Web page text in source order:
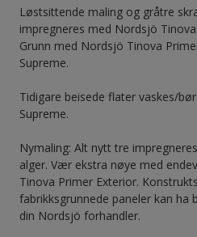
Løstsittende maling og gråtre
impregneres med Nordsjö
Grunn med Nordsjö Tinova
Supreme.
Tidigare beisede flater vaskes/
Supreme.
Nymaling: Alt nytt tre
alger. Vær ekstra nøye med
Tinova Primer Exterior.
fabrikksgrunnede paneler kan
din Nordsjö forhandler.